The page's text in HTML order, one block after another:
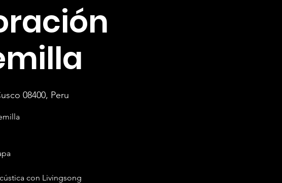
08400, Peru
con Livingsong